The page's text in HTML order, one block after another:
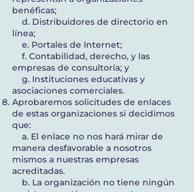
benéficas;
d. Distribuidores de directorio en
línea;
e. Portales de Internet;
f. Contabilidad, derecho, y las
empresas de consultoría; y
g. Instituciones educativas y
asociaciones comerciales.
Aprobaremos solicitudes de enlaces
de estas organizaciones si decidimos
que:
a. El enlace no nos hará mirar de
manera desfavorable a nosotros
mismos a nuestras empresas
acreditadas.
b. La organización no tiene ningún